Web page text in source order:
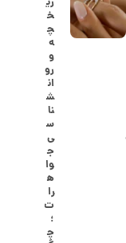
خ
چ
ه
و
رو
ان
ش
نا
س
ی
ج
وا
ه
را
ت
؛
چ
0
0
0
ت
و
م
ا
ن